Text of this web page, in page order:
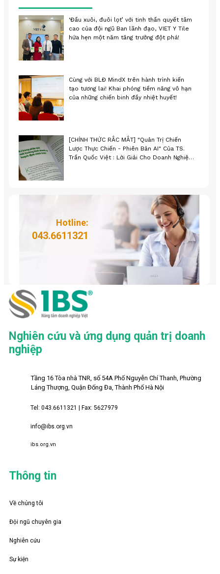
‘Đầu xuôi, đuôi lọt’ với tinh thần quyết tâm
cao của đội ngũ Ban lãnh đạo, VIET Y Tile
hứa hẹn một năm tăng trưởng đột phá!
Cùng với BLĐ MindX trên hành trình kiến
tạo tương lai! Khai phóng tiềm năng vô hạn
của những chiến binh đầy nhiệt huyết!
[CHÍNH THỨC RẮC MẮT] "Quản Trị Chiến
Lược Thực Chiến - Phiên Bản AI" Của TS.
Trần Quốc Việt : Lời Giải Cho Doanh Nghiệp
Hotline:
043.6611321
Thông tin
Nghiên cứu và ứng dụng quản trị doanh
nghiệp
Về chúng tôi
Đội ngũ chuyên gia
Nghiên cứu
Sự kiện
Tel: 043.6611321 | Fax: 5627979
info@ibs.org.vn
Tầng 16 Tòa nhà TNR, số 54A Phố Nguyễn Chí Thanh, Phường
Láng Thượng, Quận Đống Đa, Thành Phố Hà Nội
ibs.org.vn